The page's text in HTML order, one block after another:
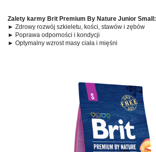
Zalety karmy Brit Premium By Nature Junior Small:
► Zdrowy rozwój szkieletu, kości, stawów i zębów
► Poprawa odporności i kondycji
► Optymalny wzrost masy ciała i mięśni